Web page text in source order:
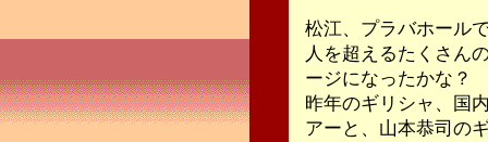
松江、プラバホール
人を超えるたくさん
ージになったかな？
昨年のギリシャ、国
アーと、山本恭司の